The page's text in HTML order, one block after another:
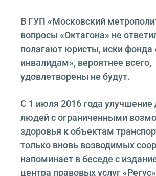
В ГУП «Московский
вопросы «Октагона» не
полагают юристы, иски фонда
инвалидам», вероятнее всего,
удовлетворены не будут.
С 1 июля 2016 года улучшение
людей с ограниченными
здоровья к объектам
только вновь возводимых
напоминает в беседе с
центра правовых услуг